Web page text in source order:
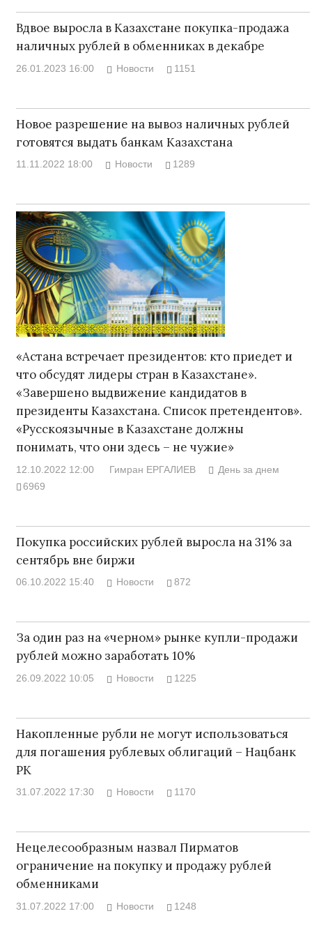
Вдвое выросла в Казахстане покупка-продажа
наличных рублей в обменниках в декабре
26.01.2023 16:00 Новости 1151
Новое разрешение на вывоз наличных рублей
готовятся выдать банкам Казахстана
11.11.2022 18:00 Новости 1289
«Астана встречает президентов: кто приедет и
что обсудят лидеры стран в Казахстане».
«Завершено выдвижение кандидатов в
президенты Казахстана. Список претендентов».
«Русскоязычные в Казахстане должны
понимать, что они здесь – не чужие»
12.10.2022 12:00 Гимран ЕРГАЛИЕВ
День за днем
6969
Покупка российских рублей выросла на 31% за
сентябрь вне биржи
06.10.2022 15:40 Новости 872
За один раз на «черном» рынке купли-продажи
рублей можно заработать 10%
26.09.2022 10:05 Новости 1225
Накопленные рубли не могут использоваться
для погашения рублевых облигаций – Нацбанк
РК
31.07.2022 17:30 Новости 1170
Нецелесообразным назвал Пирматов
ограничение на покупку и продажу рублей
обменниками
31.07.2022 17:00 Новости 1248